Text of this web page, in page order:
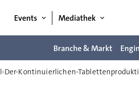
Events Mediathek
Branche & Markt
Der-Kontinuierlichen-